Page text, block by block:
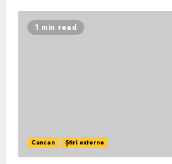
1 min read
Cancan Știri externe